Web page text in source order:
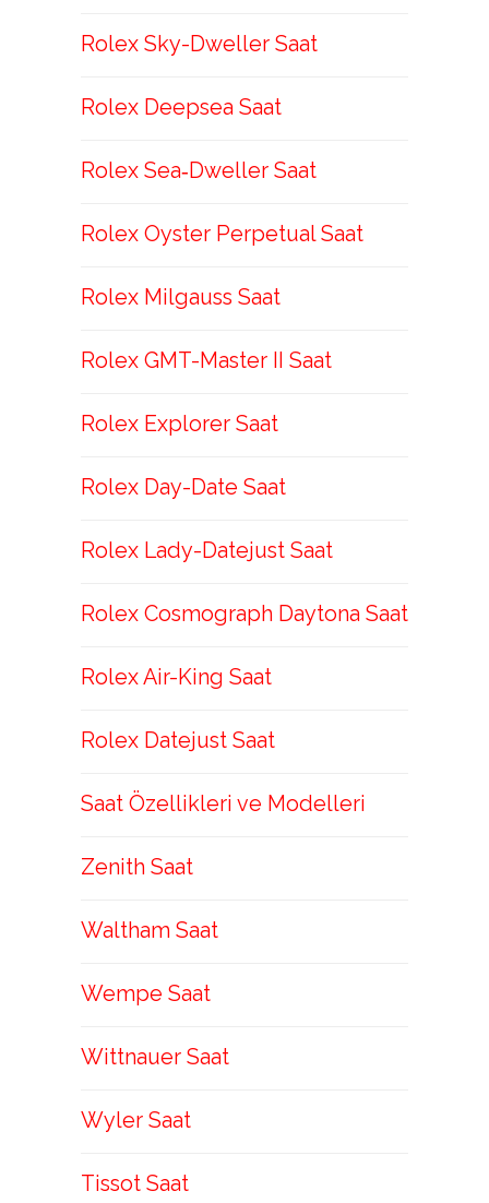
Rolex Sky-Dweller Saat
Rolex Deepsea Saat
Rolex Sea‑Dweller Saat
Rolex Oyster Perpetual Saat
Rolex Milgauss Saat
Rolex GMT-Master II Saat
Rolex Explorer Saat
Rolex Day-Date Saat
Rolex Lady-Datejust Saat
Rolex Cosmograph Daytona Saat
Rolex Air-King Saat
Rolex Datejust Saat
Saat Özellikleri ve Modelleri
Zenith Saat
Waltham Saat
Wempe Saat
Wittnauer Saat
Wyler Saat
Tissot Saat